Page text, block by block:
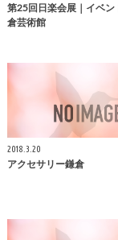
第25回日楽会展｜イベン
倉芸術館
2018.3.20
アクセサリー鎌倉